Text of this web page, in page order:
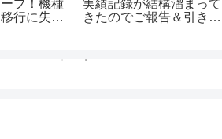
プ！機種
行に失敗
実績記録が結構溜まって
きたのでご報告＆引き続